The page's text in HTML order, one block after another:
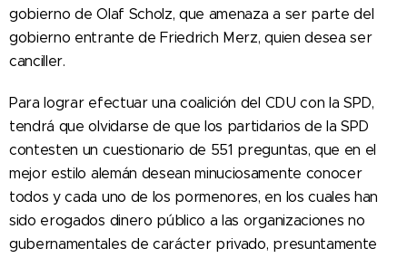
gobierno de Olaf Scholz, que amenaza a ser parte del
gobierno entrante de Friedrich Merz, quien desea ser
canciller.
Para lograr efectuar una coalición del CDU con la SPD,
tendrá que olvidarse de que los partidarios de la SPD
contesten un cuestionario de 551 preguntas, que en el
mejor estilo alemán desean minuciosamente conocer
todos y cada uno de los pormenores, en los cuales han
sido erogados dinero público a las organizaciones no
gubernamentales de carácter privado, presuntamente